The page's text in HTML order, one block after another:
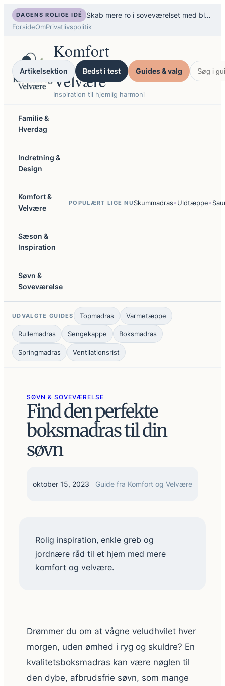
Spring
indhold
DAGENS ROLIGE IDÉ Skab mere ro i soveværelset med bløde tekstiler, dæmpet lys og en enkel aftenrytme
ForsideOmPrivatlivspolitik
Komfort
og
Velvære
Inspiration til hjemlig harmoni
Artikelsektion Bedst i test Guides & valg
Familie &
Hverdag
Indretning &
Design
Komfort &
Velvære
Sæson &
Inspiration
Søvn &
Soveværelse
POPULÆRT LIGE NUSkummadras•Uldtæppe•
UDVALGTE GUIDES Topmadras Varmetæppe
Rullemadras Sengekappe Boksmadras
Springmadras Ventilationsrist
SØVN & SOVEVÆRELSE
Find den perfekte
boksmadras til din
søvn
oktober 15, 2023 Guide fra Komfort og Velvære
Rolig inspiration, enkle greb og
jordnære råd til et hjem med mere
komfort og velvære.
Drømmer du om at vågne veludhvilet hver
morgen, uden ømhed i ryg og skuldre? En
kvalitetsboksmadras kan være nøglen til
den dybe, afbrudsfrie søvn, som mange